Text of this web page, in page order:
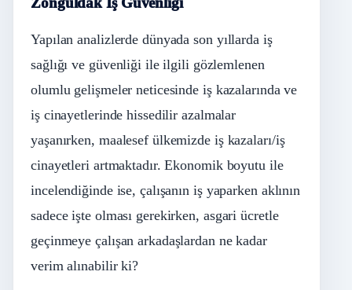
Yapılan analizlerde dünyada son yıllarda iş
sağlığı ve güvenliği ile ilgili gözlemlenen
olumlu gelişmeler neticesinde iş kazalarında ve
iş cinayetlerinde hissedilir azalmalar
yaşanırken, maalesef ülkemizde iş kazaları/iş
cinayetleri artmaktadır. Ekonomik boyutu ile
incelendiğinde ise, çalışanın iş yaparken aklının
sadece işte olması gerekirken, asgari ücretle
geçinmeye çalışan arkadaşlardan ne kadar
verim alınabilir ki?